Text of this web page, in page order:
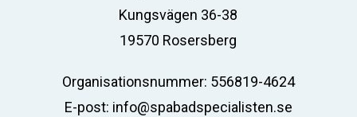
Kungsvägen 36-38
19570 Rosersberg
Organisationsnummer: 556819-4624
E-post: info@spabadspecialisten.se